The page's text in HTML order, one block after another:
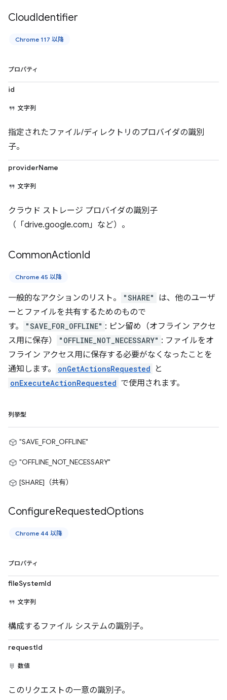
CloudIdentifier
Chrome 117 以降
プロパティ
id
文字列
指定されたファイル/ディレクトリのプロバイダの識別
子。
providerName
文字列
クラウド ストレージ プロバイダの識別子
（「drive.google.com」など）。
CommonActionId
Chrome 45 以降
一般的なアクションのリスト。 "SHARE"
は、他のユーザ
ーとファイルを共有するためのもので
す。
"SAVE_FOR_OFFLINE" : ピン留め（オフライン アクセ
ス用に保存）
"OFFLINE_NOT_NECESSARY" : ファイルをオ
フライン アクセス用に保存する必要がなくなったことを
通知します。
onGetActionsRequested と
onExecuteActionRequested で使用されます。
列挙型
"SAVE_FOR_OFFLINE"
"OFFLINE_NOT_NECESSARY"
[SHARE]（共有）
ConfigureRequestedOptions
Chrome 44 以降
プロパティ
fileSystemId
文字列
構成するファイル システムの識別子。
requestId
数値
このリクエストの一意の識別子。